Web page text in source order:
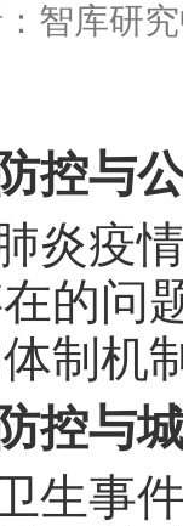
智库研
与
疫情
的问
制机
与
事件